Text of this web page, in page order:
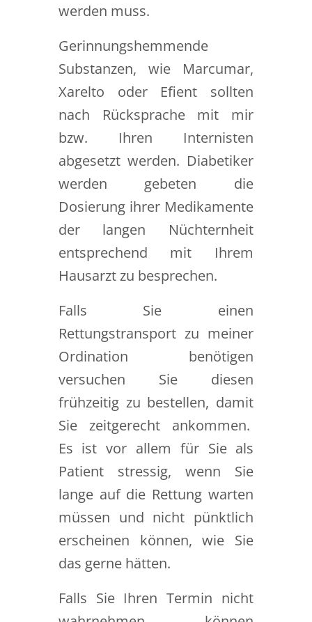
werden muss.
Gerinnungshemmende
Substanzen, wie Marcumar,
Xarelto oder Efient sollten
nach Rücksprache mit mir
bzw. Ihren Internisten
abgesetzt werden. Diabetiker
werden gebeten die
Dosierung ihrer Medikamente
der langen Nüchternheit
entsprechend mit Ihrem
Hausarzt zu besprechen.
Falls Sie einen
Rettungstransport zu meiner
Ordination benötigen
versuchen Sie diesen
frühzeitig zu bestellen, damit
Sie zeitgerecht ankommen.
Es ist vor allem für Sie als
Patient stressig, wenn Sie
lange auf die Rettung warten
müssen und nicht pünktlich
erscheinen können, wie Sie
das gerne hätten.
Falls Sie Ihren Termin nicht